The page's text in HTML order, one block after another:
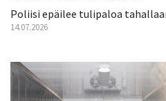
Poliisi epäilee tulipaloa
14.07.2026